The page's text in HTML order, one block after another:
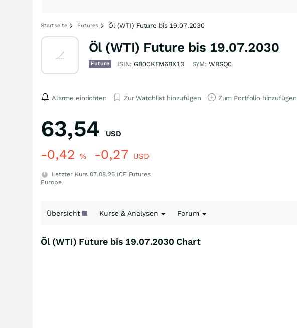
Startseite Futures Öl (WTI) Future bis 19.07.2030
Öl (WTI) Future bis 19.07.2030
Future ISIN: GB00KFM6BX13 SYM: WBSQ0
Alarme einrichten Zur Watchlist hinzufügen Zum Portfolio hinzufügen
63,54 USD
-0,42 % -0,27 USD
Letzter Kurs 07.08.26 ICE Futures
Europe
Übersicht Kurse & Analysen Forum
Öl (WTI) Future bis 19.07.2030 Chart